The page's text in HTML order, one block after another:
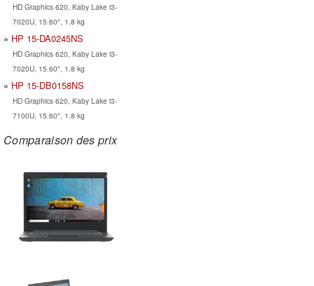
HD Graphics 620, Kaby Lake i3-
7020U, 15.60", 1.8 kg
HP 15-DA0245NS
HD Graphics 620, Kaby Lake i3-
7020U, 15.60", 1.8 kg
HP 15-DB0158NS
HD Graphics 620, Kaby Lake i3-
7100U, 15.60", 1.8 kg
Comparaison des prix